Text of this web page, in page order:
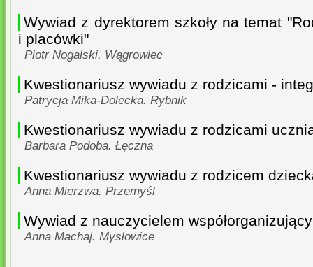
Wywiad z dyrektorem szkoły na temat
i placówki"
Piotr Nogalski. Wągrowiec
Kwestionariusz wywiadu z rodzicami -
Patrycja Mika-Dolecka. Rybnik
Kwestionariusz wywiadu z rodzicami
Barbara Podoba. Łęczna
Kwestionariusz wywiadu z rodzicem
Anna Mierzwa. Przemyśl
Wywiad z nauczycielem
Anna Machaj. Mysłowice